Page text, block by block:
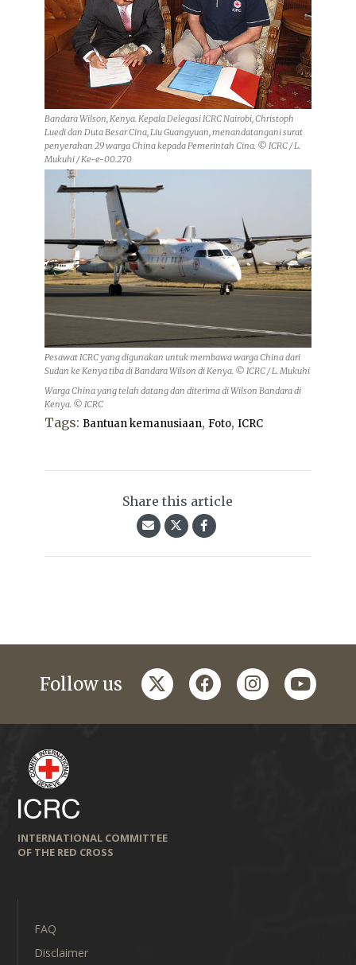
Bandara Wilson, Kenya. Kepala Delegasi ICRC Nairobi, Christoph
Luedi dan Duta Besar Cina, Liu Guangyuan, menandatangani surat
penyerahan 29 warga China kepada Pemerintah Cina. © ICRC / L.
Mukuhi / Ke-e-00.270
Pesawat ICRC yang digunakan untuk membawa warga China dari
Sudan ke Kenya tiba di Bandara Wilson di Kenya. © ICRC / L. Mukuhi
Warga China yang telah datang dan diterima di Wilson Bandara di
Kenya. © ICRC
Tags: Bantuan kemanusiaan, Foto, ICRC
Share this article
Follow us twitterfacebookinstagramyoutube
INTERNATIONAL COMMITTEE
OF THE RED CROSS
FAQ
Disclaimer